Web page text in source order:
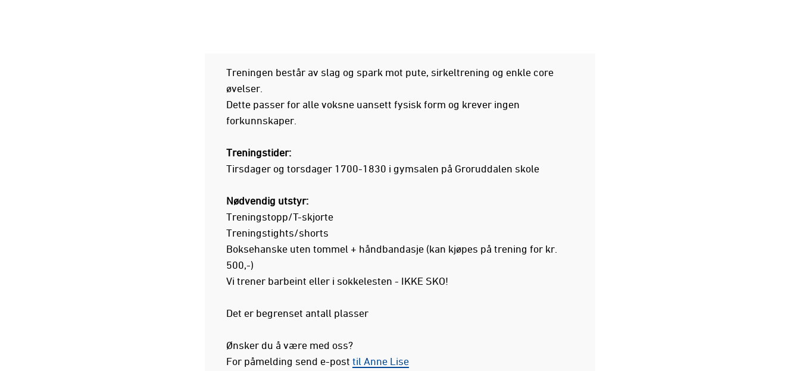
Treningen består av slag og spark mot pute, sirkeltrening og enkle core
øvelser.
Dette passer for alle voksne uansett fysisk form og krever ingen
forkunnskaper.
Treningstider:
Tirsdager og torsdager 1700-1830 i gymsalen på Groruddalen skole
Nødvendig utstyr:
Treningstopp/T-skjorte
Treningstights/shorts
Boksehanske uten tommel + håndbandasje (kan kjøpes på trening for kr.
500,-)
Vi trener barbeint eller i sokkelesten - IKKE SKO!
Det er begrenset antall plasser
Ønsker du å være med oss?
For påmelding send e-post til Anne Lise